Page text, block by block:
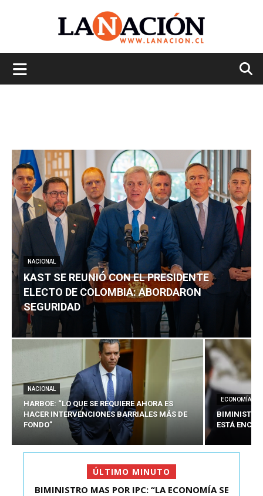
NACIONAL
KAST SE REUNIÓ CON EL PRESIDENTE
ELECTO DE COLOMBIA: ABORDARON
SEGURIDAD
NACIONAL
HARBOE: “LO QUE SE REQUIERE AHORA ES
HACER INTERVENCIONES BARRIALES MÁS DE
FONDO”
ECONOMÍA
BIMINISTRO
ESTÁ
ÚLTIMO MINUTO
KAST SE REUNIÓ CON EL PRESIDENTE ELECTO DE
BIMINISTRO MAS POR IPC: “LA ECONOMÍA SE